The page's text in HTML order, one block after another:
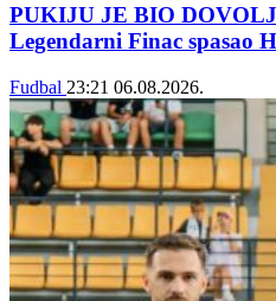
PUKIJU JE BIO
Legendarni Finac spasao
Fudbal 23:21 06.08.2026.